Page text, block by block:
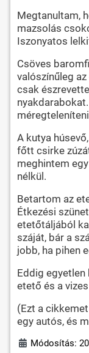
Megtanultam,
mazsolás
Iszonyatos
Csöves
valószínűleg
csak
A kutya
főtt csirke
meghintem
nélkül.
Betartom az
Étkezési
etetőtáljából
száját, bár a
jobb, ha pihen
Eddig
etető és a
(Ezt a
egy autós, és
Módosítás: